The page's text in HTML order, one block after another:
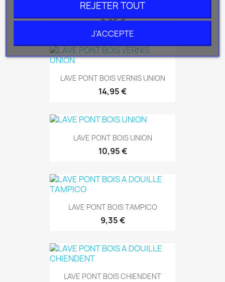
FROTTOIR BOIS NYLON
9,95 €
LAVE PONT BOIS VERNIS UNION
14,95 €
LAVE PONT BOIS UNION
10,95 €
LAVE PONT BOIS TAMPICO
9,35 €
LAVE PONT BOIS CHIENDENT
REJETER TOUT
J'ACCEPTE